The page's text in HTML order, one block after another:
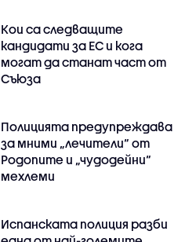
Кои са следващите
кандидати за ЕС и кога
могат да станат част от
Съюза
Полицията предупреждава
за мними „лечители“ от
Родопите и „чудодейни“
мехлеми
Испанската полиция разби